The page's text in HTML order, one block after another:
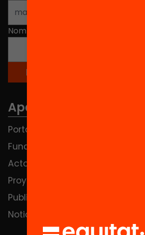
Nombre
Apartados
Portada
Fundación
Actos
Proyectos
Publicaciones y vídeos
Noticias